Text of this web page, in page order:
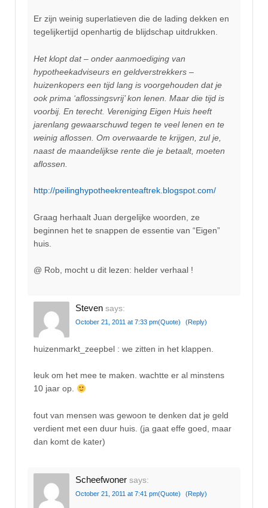
Er zijn weinig superlatieven die de lading dekken en
tegelijkertijd openhartig de blijdschap uitdrukken.
Het klopt dat – onder aanmoediging van
hypotheekadviseurs en geldverstrekkers –
huizenkopers een tijd lang is voorgehouden dat je
ook prima ‘aflossingsvrij’ kon lenen. Maar die tijd is
voorbij. En terecht. Vereniging Eigen Huis heeft
jarenlang gewaarschuwd tegen te veel lenen en te
weinig aflossen. Om overwaarde te krijgen, zul je,
naast de maandelijkse rente die je betaalt, moeten
aflossen.
http://peilinghypotheekrenteaftrek.blogspot.com/
Graag herhaalt Juan dergelijke woorden, ze
beginnen het te snappen de essentie van “Eigen”
huis.
@ Rob, mocht u dit lezen: helder verhaal !
Steven says:
October 21, 2011 at 7:33 pm(Quote) (Reply)
huizenmarkt_zeepbel : we zitten in het klappen.
leuk om het mee te maken. wachtte er al minstens
10 jaar op.
fout van mensen was gewoon te denken dat je geld
verdient met een duur huis. (ja gaat effe goed, maar
dan komt de kater)
Scheefwoner says:
October 21, 2011 at 7:41 pm(Quote) (Reply)